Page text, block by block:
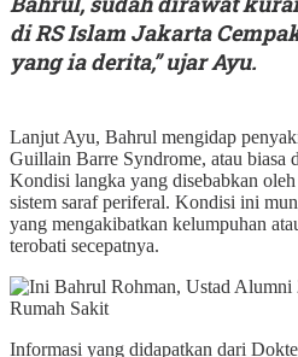
di RS Islam Jakarta
yang ia derita,” ujar Ayu.
Lanjut Ayu, Bahrul mengidap
Guillain Barre Syndrome, atau biasa
Kondisi langka yang disebabkan
sistem saraf periferal. Kondisi ini
yang mengakibatkan kelumpuhan
terobati secepatnya.
Informasi yang didapatkan dari